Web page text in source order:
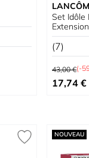
Set Idôle
Idôle
(7)
Prix normal
43,00 €(-
Prix spécial
17,74 €
NOUVEAU